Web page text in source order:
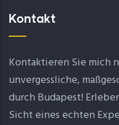
Kontakt
Kontaktieren Sie mich
unvergessliche,
durch Budapest!
Sicht eines echten